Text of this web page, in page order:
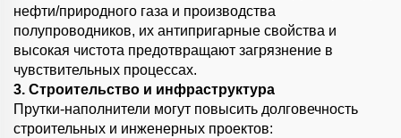
нефти/природного газа и производства
полупроводников, их антипригарные свойства и
высокая чистота предотвращают загрязнение в
чувствительных процессах.
3. Строительство и инфраструктура
Прутки-наполнители могут повысить долговечность
строительных и инженерных проектов: